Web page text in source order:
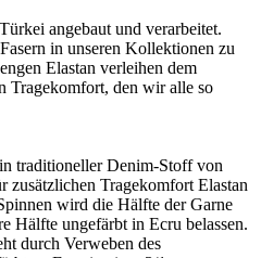
angebaut und verarbeitet.
in unseren Kollektionen zu
Elastan verleihen dem
Tragekomfort, den wir alle so
traditioneller Denim-Stoff von
zusätzlichen Tragekomfort Elastan
wird die Hälfte der Garne
Hälfte ungefärbt in Ecru belassen.
durch Verweben des